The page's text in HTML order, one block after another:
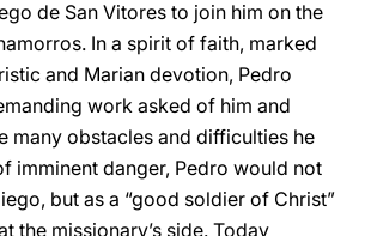
de San Vitores to join him on the
In a spirit of faith, marked
and Marian devotion, Pedro
work asked of him and
many obstacles and difficulties he
imminent danger, Pedro would not
but as a “good soldier of Christ”
the missionary’s side. Today